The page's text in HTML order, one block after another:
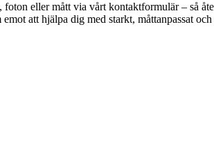
eller mått via vårt kontaktformulär – så
att hjälpa dig med starkt, måttanpassat